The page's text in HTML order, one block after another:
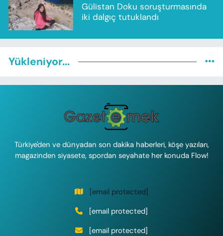
Gülistan Doku soruşturmasında
iki dalgıç tutuklandı
Yükleniyor...
Türkiye'den ve dünyadan son dakika haberleri, köşe yazıları,
magazinden siyasete, spordan seyahate her konuda Flow!
[email protected]
[email protected]
[email protected]